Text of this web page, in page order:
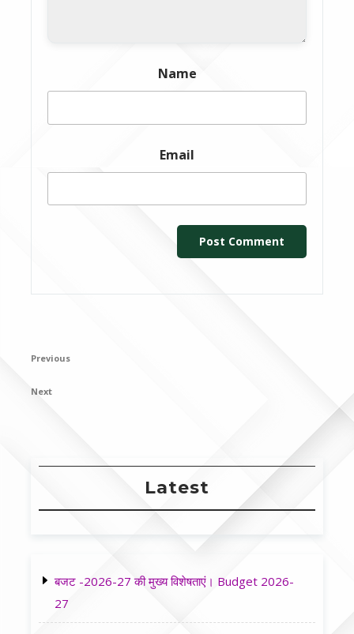
Name
Email
Post
Previous
Previous
Next
Next
Latest
बजट -2026-27 की मुख्य विशेषताएं। Budget 2026-
27